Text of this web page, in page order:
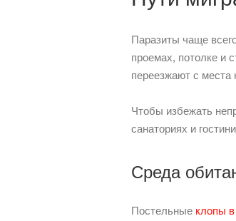
Паразиты чаще
проемах, потолке и
переезжают с места
Чтобы избежать
санаториях и
Среда
Постельные клопы в